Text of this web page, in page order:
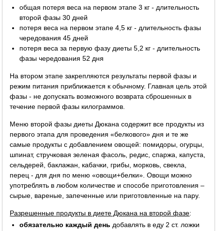
общая потеря веса на первом этапе 3 кг - длительность
второй фазы 30 дней
потеря веса на первом этапе 4,5 кг - длительность фазы
чередования 45 дней
потеря веса за первую фазу диеты 5,2 кг - длительность
фазы чередования 52 дня
На втором этапе закрепляются результаты первой фазы и
режим питания приближается к обычному. Главная цель этой
фазы - не допускать возможного возврата сброшенных в
течение первой фазы килограммов.
Меню второй фазы диеты Дюкана содержит все продукты из
первого этапа для проведения «белкового» дня и те же
самые продукты с добавлением овощей: помидоры, огурцы,
шпинат, стручковая зеленая фасоль, редис, спаржа, капуста,
сельдерей, баклажан, кабачки, грибы, морковь, свекла,
перец - для дня по меню «овощи+белки». Овощи можно
употреблять в любом количестве и способе приготовления –
сырые, вареные, запеченные или приготовленные на пару.
Разрешенные продукты в диете Дюкана на второй фазе:
обязательно каждый день добавлять в еду 2 ст. ложки